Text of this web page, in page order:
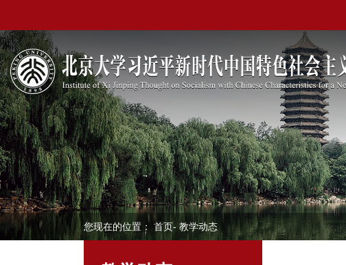
您现在的位置： 首页- 教学动态